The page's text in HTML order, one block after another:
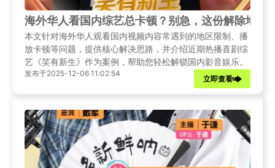
海外华人看国内综艺总卡顿？别急，这份解除地区
本文针对海外华人观看国内视频内容常遇到的地区限制、播
放卡顿等问题，提供核心解决思路，并介绍近期热播喜剧综
艺《笑有新生》作为案例，帮助您轻松解锁国内影音娱乐。
发布于2025-12-06 11:02:54
立即查看